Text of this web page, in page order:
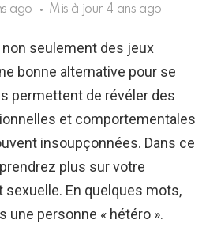
ago Mis à jour 4 ans ago
seulement des jeux
bonne alternative pour se
permettent de révéler des
et comportementales
insoupçonnées. Dans ce
plus sur votre
En quelques mots,
une personne « hétéro ».